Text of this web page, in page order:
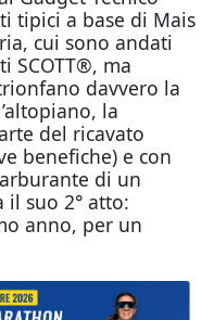
tipici a base di Mais
cui sono andati
SCOTT®, ma
davvero la
la
del ricavato
benefiche) e con
di un
il suo 2° atto:
anno, per un